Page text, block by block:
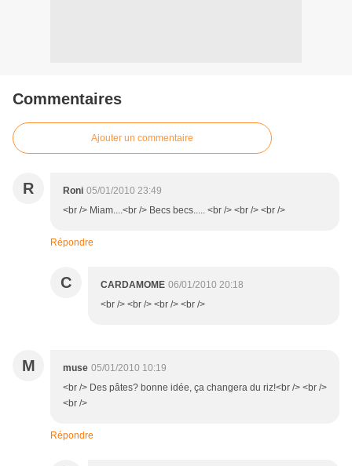
Commentaires
Ajouter un commentaire
R Roni 05/01/2010 23:49
<br /> Miam....<br /> Becs becs..... <br /> <br /> <br />
Répondre
C CARDAMOME 06/01/2010 20:18
<br /> <br /> <br /> <br />
M muse 05/01/2010 10:19
<br /> Des pâtes? bonne idée, ça changera du riz!<br /> <br />
<br />
Répondre